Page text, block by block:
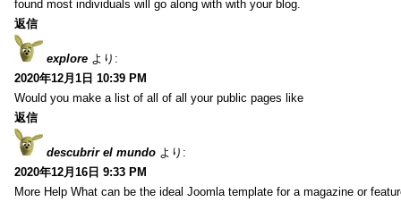
found most individuals will go along with with your blog.
返信
explore より:
2020年12月1日 10:39 PM
Would you make a list of all of all your public pages like
返信
descubrir el mundo より:
2020年12月16日 9:33 PM
More Help What can be the ideal Joomla template for a magazine or